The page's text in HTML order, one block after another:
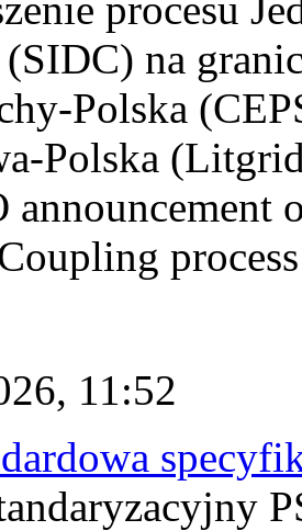
(SIDC) na
Polska
Polska
announcement
11:52